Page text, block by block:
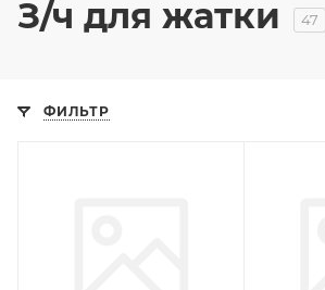
З/ч для жатки 47
ФИЛЬТР